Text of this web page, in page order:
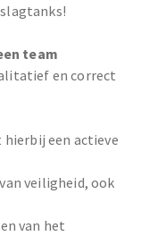
team
en correct
hierbij een actieve
veiligheid, ook
van het